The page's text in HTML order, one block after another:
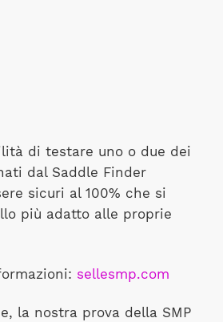
di testare uno o due dei
dal Saddle Finder
sicuri al 100% che si
più adatto alle proprie
sellesmp.com
la nostra prova della SMP